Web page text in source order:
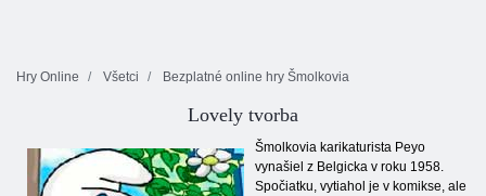
Hry Online Všetci Bezplatné online hry Šmolkovia
Lovely tvorba
Šmolkovia karikaturista Peyo
vynašiel z Belgicka v roku 1958.
Spočiatku, vytiahol je v komikse, ale